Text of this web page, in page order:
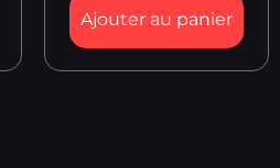
Ajouter au panier